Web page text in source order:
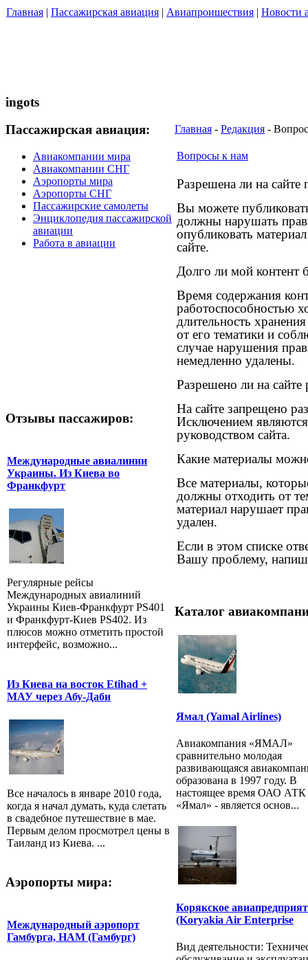
Главная | Пассажирская авиация | Авиапроишествия | Новости
ingots
Пассажирская авиация:
Авиакомпании мира
Авиакомпании СНГ
Аэропорты мира
Аэропорты СНГ
Пассажирские самолеты
Энциклопедия пассажирской
авиации
Работа в авиации
Отзывы пассажиров:
Международные авиалинии
Украины. Из Киева во
Франкфурт
Регулярные рейсы
Международных авиалиний
Украины Киев-Франкфурт PS401
и Франкфурт-Киев PS402. Из
плюсов можно отметить простой
интерфейс, возможно...
Из Киева на восток Etihad +
МАУ через Абу-Даби
Все началось в январе 2010 года,
когда я начал думать, куда слетать
в свадебное путешествие в мае.
Первым делом просмотрел цены в
Таиланд из Киева. ...
Аэропорты мира:
Международный аэропорт
Гамбурга, HAM (Гамбург)
Главная - Редакция -
Вопросы к нам
Разрешена ли на сайте
Вы можете
должны нарушать
опубликовать
сайте.
Долго ли мой контент
Время содержания
работоспособностью
длительность
от его тематики и
случае нарушения
немедленно удалены.
Разрешено ли на
На сайте запрещено
Исключением являются
руководством сайта.
Какие материалы
Все материалы,
должны отходить от
материал нарушает
удален.
Если в этом списке
Вашу проблему,
Каталог
Ямал (Yamal Airlines)
Авиакомпания «ЯМАЛ»
сравнительно молодая
развивающаяся
образована в 1997 году. В
настоящее время ОАО АТК
«Ямал» - является основ...
Корякское
(Koryakia Air Enterprise
Вид деятельности: